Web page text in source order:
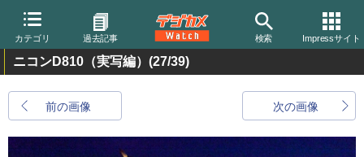
カテゴリ 過去記事 検索 Impressサイト
ニコンD810（実写編） (27/39)
前の画像 次の画像